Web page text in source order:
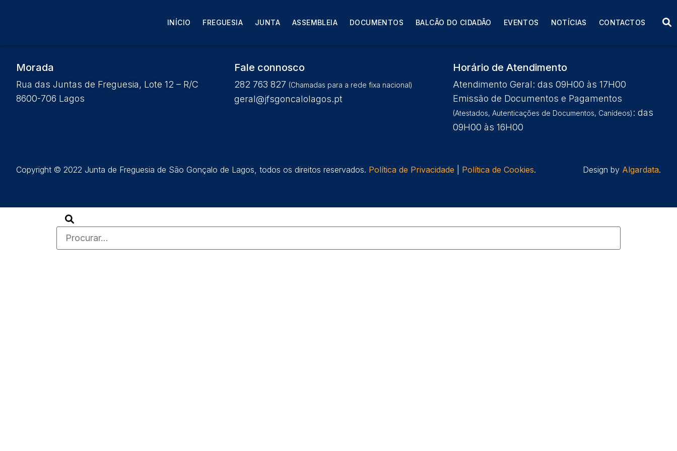
INÍCIO FREGUESIA JUNTA ASSEMBLEIA DOCUMENTOS BALCÃO DO CIDADÃO EVENTOS NOTÍCIAS CONTACTOS
Morada
Rua das Juntas de Freguesia, Lote 12 – R/C
8600-706 Lagos
Fale connosco
282 763 827 (Chamadas para a rede fixa nacional)
geral@jfsgoncalolagos.pt
Horário de Atendimento
Atendimento Geral: das 09H00 às 17H00
Emissão de Documentos e Pagamentos
(Atestados, Autenticações de Documentos, Canídeos) : das
09H00 às 16H00
Copyright © 2022 Junta de Freguesia de São Gonçalo de Lagos, todos os direitos reservados. Política de Privacidade Política de Cookies. Design by Algardata.